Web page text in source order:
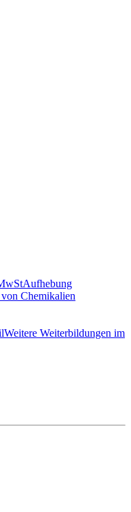
Aufhebung
Chemikalien
Weitere Weiterbildungen im